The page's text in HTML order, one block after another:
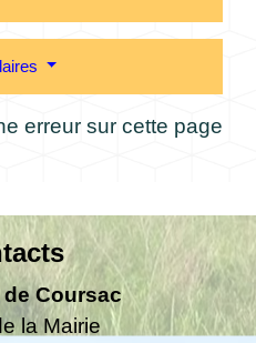
erreur sur cette page
Coursac
la Mairie